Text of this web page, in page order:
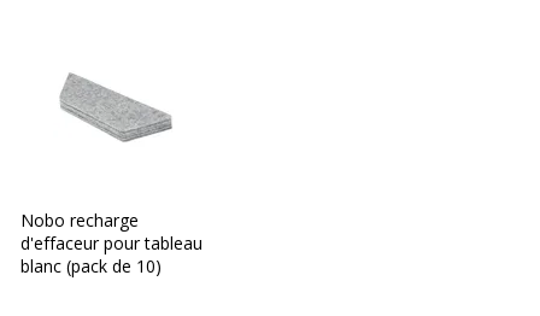
Nobo recharge
d'effaceur pour tableau
blanc (pack de 10)